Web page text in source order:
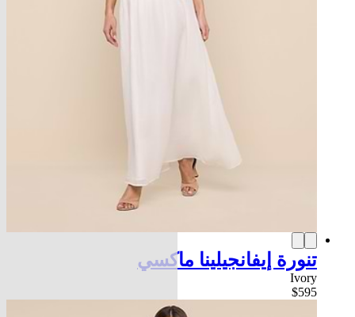
تنورة إيفانجيلينا ماكسي
Ivory
$595